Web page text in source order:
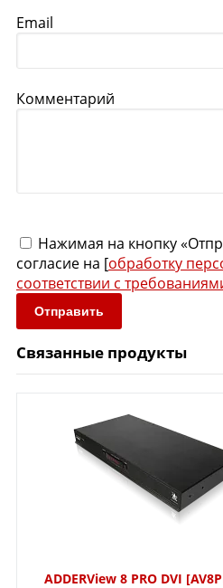
Email
Комментарий
Нажимая на кнопку
согласие на [обработку
соответствии с
Отправить
Связанные продукты
ADDERView 8 PRO DVI